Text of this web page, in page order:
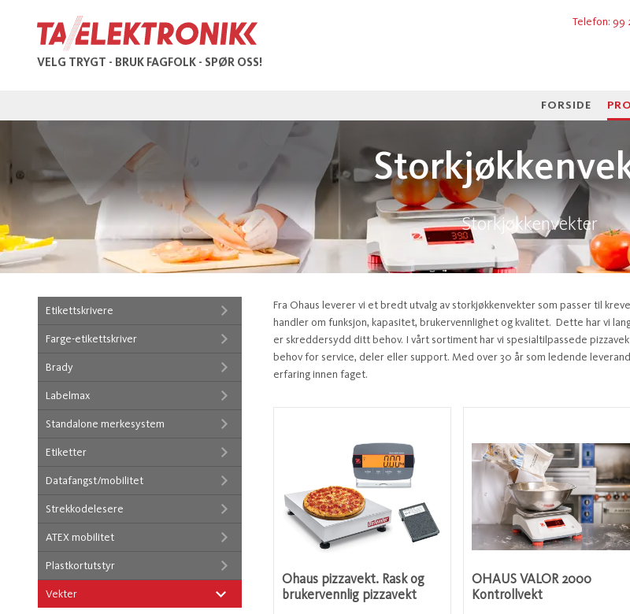
VELG TRYGT - BRUK FAGFOLK - SPØR OSS!
Telefon: 99
FORSIDE
Storkjøkkenvekter
Etikettskrivere
Farge-etikettskriver
Brady
Labelmax
Standalone merkesystem
Etiketter
Datafangst/mobilitet
Strekkodelesere
ATEX mobilitet
Plastkortutstyr
Vekter
Fra Ohaus leverer vi et bredt utvalg av storkjøkkenvekter som passer til
handler om funksjon, kapasitet, brukervennlighet og kvalitet. Dette har vi
er skreddersydd ditt behov. I vårt sortiment har vi spesialtilpassede
behov for service, deler eller support. Med over 30 år som ledende
erfaring innen faget.
Ohaus pizzavekt. Rask og
brukervennlig pizzavekt
OHAUS VALOR 2000
Kontrollvekt